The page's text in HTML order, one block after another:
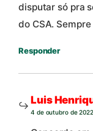
disputar só pra
do CSA.
Responder
Luis
4 de outubro de